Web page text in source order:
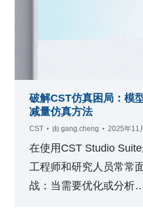
破解CST仿真困局：模
减量仿真方法
CST 由 gang.cheng 2025年11
在使用CST Studio
工程师和研究人员常常
战：当需要优化或分析